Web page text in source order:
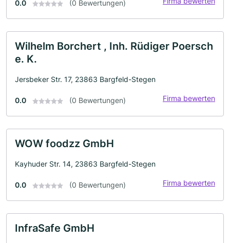
0.0 (0 Bewertungen)
Wilhelm Borchert , Inh. Rüdiger Poersch
e. K.
Jersbeker Str. 17, 23863 Bargfeld-Stegen
0.0 (0 Bewertungen) Firma bewerten
WOW foodzz GmbH
Kayhuder Str. 14, 23863 Bargfeld-Stegen
0.0 (0 Bewertungen) Firma bewerten
InfraSafe GmbH